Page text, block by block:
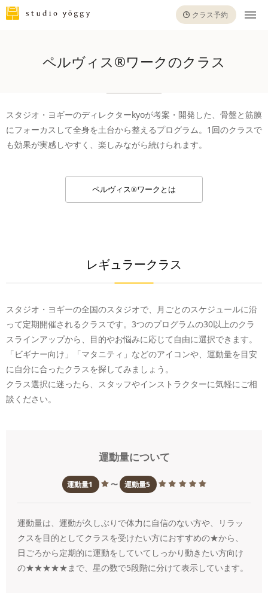
クラス予約
ペルヴィス®ワークのクラス
スタジオ・ヨギーのディレクターkyoが考案・開発した、骨盤と筋膜
にフォーカスして全身を土台から整えるプログラム。1回のクラスで
も効果が実感しやすく、楽しみながら続けられます。
ペルヴィス®ワークとは
レギュラークラス
スタジオ・ヨギーの全国のスタジオで、月ごとのスケジュールに沿
って定期開催されるクラスです。3つのプログラムの30以上のクラ
スラインアップから、目的やお悩みに応じて自由に選択できます。
「ビギナー向け」「マタニティ」などのアイコンや、運動量を目安
に自分に合ったクラスを探してみましょう。
クラス選択に迷ったら、スタッフやインストラクターに気軽にご相
談ください。
運動量について
運動量1 〜 運動量5
運動量は、運動が久しぶりで体力に自信のない方や、リラッ
クスを目的としてクラスを受けたい方におすすめの★から、
日ごろから定期的に運動をしていてしっかり動きたい方向け
の★★★★★まで、星の数で5段階に分けて表示しています。